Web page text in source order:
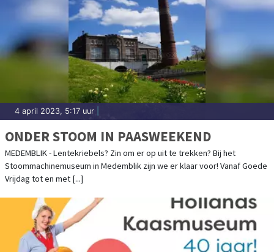
4 april 2023, 5:17 uur
ONDER STOOM IN PAASWEEKEND
MEDEMBLIK - Lentekriebels? Zin om er op uit te trekken? Bij het
Stoommachinemuseum in Medemblik zijn we er klaar voor! Vanaf Goede
Vrijdag tot en met [...]